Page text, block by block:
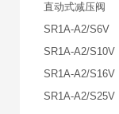
直动式减压阀
SR1A-A2/S6V
SR1A-A2/S10V
SR1A-A2/S16V
SR1A-A2/S25V